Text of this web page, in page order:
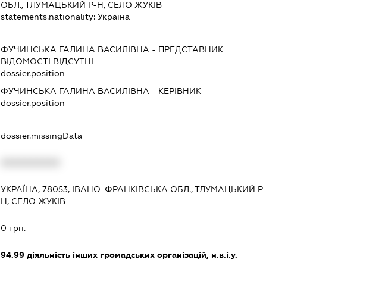
ОБЛ., ТЛУМАЦЬКИЙ Р-Н, СЕЛО ЖУКІВ
statements.nationality: Україна
ФУЧИНСЬКА ГАЛИНА ВАСИЛІВНА - ПРЕДСТАВНИК
ВІДОМОСТІ ВІДСУТНІ
dossier.position -
ФУЧИНСЬКА ГАЛИНА ВАСИЛІВНА - КЕРІВНИК
dossier.position -
dossier.missingData
УКРАЇНА, 78053, ІВАНО-ФРАНКІВСЬКА ОБЛ., ТЛУМАЦЬКИЙ Р-
Н, СЕЛО ЖУКІВ
0 грн.
94.99діяльність інших громадських організацій, н.в.і.у.